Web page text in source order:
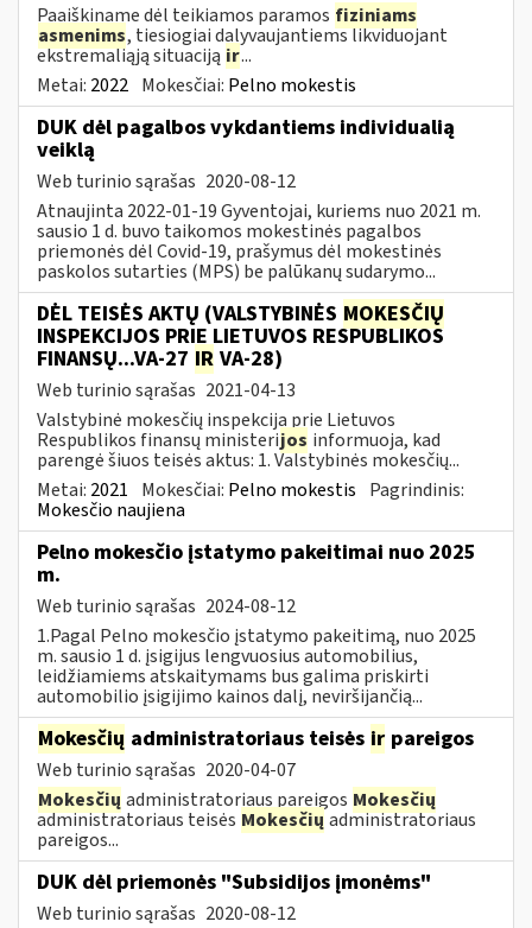
Paaiškiname dėl teikiamos paramos fiziniams
asmenims, tiesiogiai dalyvaujantiems likviduojant
ekstremaliąją situaciją ir...
Metai: 2022 Mokesčiai: Pelno mokestis
DUK dėl pagalbos vykdantiems individualią
veiklą
Web turinio sąrašas 2020-08-12
Atnaujinta 2022-01-19 Gyventojai, kuriems nuo 2021 m.
sausio 1 d. buvo taikomos mokestinės pagalbos
priemonės dėl Covid-19, prašymus dėl mokestinės
paskolos sutarties (MPS) be palūkanų sudarymo...
DĖL TEISĖS AKTŲ (VALSTYBINĖS MOKESČIŲ
INSPEKCIJOS PRIE LIETUVOS RESPUBLIKOS
FINANSŲ...VA-27 IR VA-28)
Web turinio sąrašas 2021-04-13
Valstybinė mokesčių inspekcija prie Lietuvos
Respublikos finansų ministerijos informuoja, kad
parengė šiuos teisės aktus: 1. Valstybinės mokesčių...
Metai: 2021 Mokesčiai: Pelno mokestis Pagrindinis:
Mokesčio naujiena
Pelno mokesčio įstatymo pakeitimai nuo 2025
m.
Web turinio sąrašas 2024-08-12
1.Pagal Pelno mokesčio įstatymo pakeitimą, nuo 2025
m. sausio 1 d. įsigijus lengvuosius automobilius,
leidžiamiems atskaitymams bus galima priskirti
automobilio įsigijimo kainos dalį, neviršijančią...
Mokesčių administratoriaus teisės ir pareigos
Web turinio sąrašas 2020-04-07
Mokesčių administratoriaus pareigos Mokesčių
administratoriaus teisės Mokesčių administratoriaus
pareigos...
DUK dėl priemonės "Subsidijos įmonėms"
Web turinio sąrašas 2020-08-12